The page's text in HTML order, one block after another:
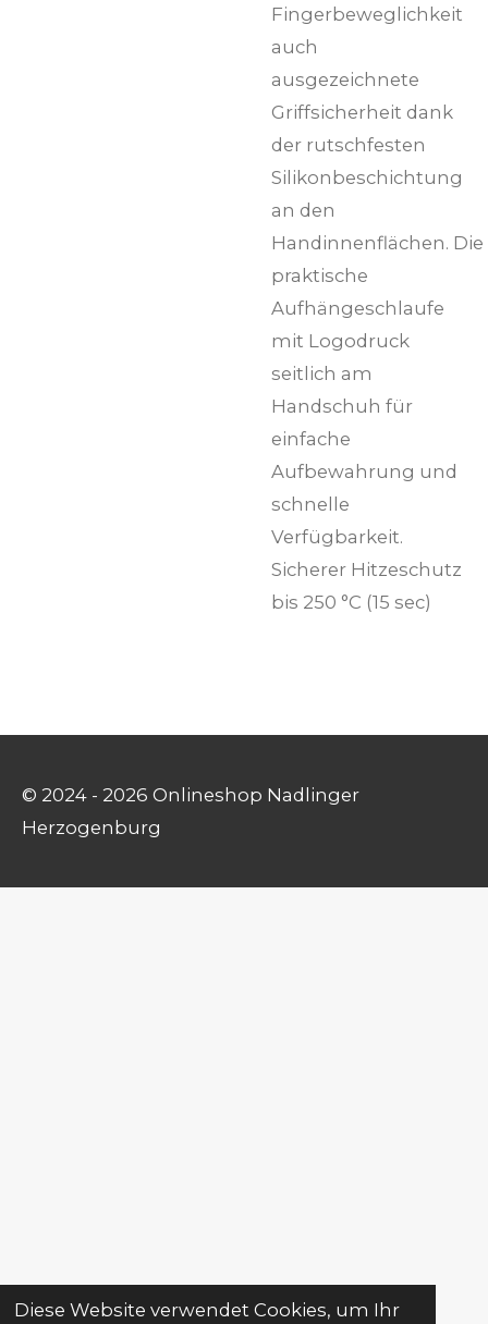
Diese Website verwendet Cookies, um Ihr
Fingerbeweglichkeit
auch
ausgezeichnete
Griffsicherheit dank
der rutschfesten
Silikonbeschichtung
an den
Handinnenflächen. Die
praktische
Aufhängeschlaufe
mit Logodruck
seitlich am
Handschuh für
einfache
Aufbewahrung und
schnelle
Verfügbarkeit.
Sicherer Hitzeschutz
bis 250 °C (15 sec)
© 2024 - 2026 Onlineshop Nadlinger
Herzogenburg